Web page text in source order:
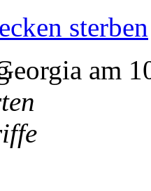
sterben
am